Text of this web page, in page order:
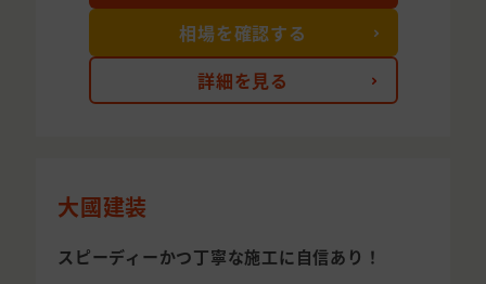
詳細を見る
相場を確認する
大國建装
スピーディーかつ丁寧な施工に自信あり！